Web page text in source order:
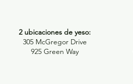
2 ubicaciones de yeso:
305 McGregor Drive
925 Green Way